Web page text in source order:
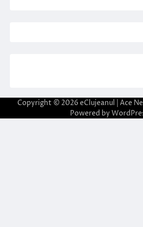
Copyright © 2026 eClujeanul | Ace
Powered by